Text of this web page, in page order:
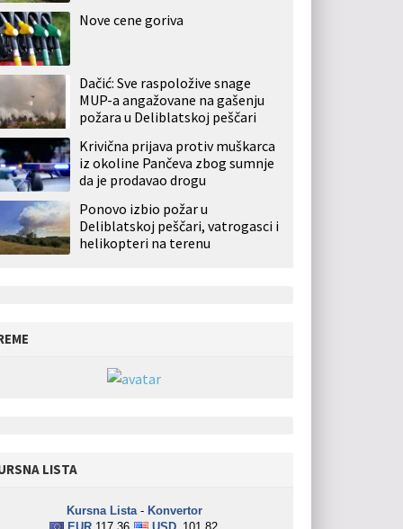
Nove cene goriva
Dačić: Sve raspoložive snage
MUP-a angažovane na gašenju
požara u Deliblatskoj peščari
Krivična prijava protiv muškarca
iz okoline Pančeva zbog sumnje
da je prodavao drogu
Ponovo izbio požar u
Deliblatskoj peščari, vatrogasci i
helikopteri na terenu
LISTA